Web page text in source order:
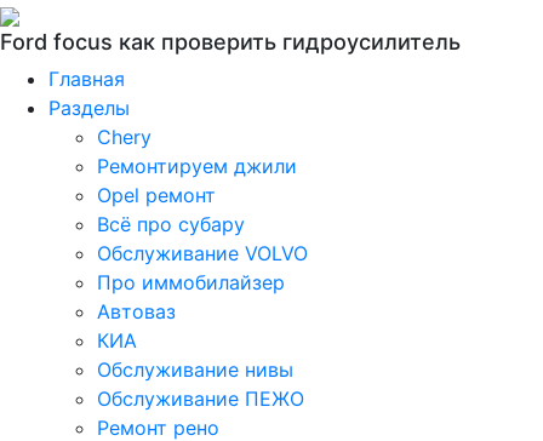
Ford focus как проверить гидроусилитель
Главная
Разделы
Chery
Ремонтируем джили
Opel ремонт
Всё про субару
Обслуживание VOLVO
Про иммобилайзер
Автоваз
КИА
Обслуживание нивы
Обслуживание ПЕЖО
Ремонт рено